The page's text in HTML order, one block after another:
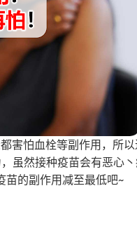
害怕血栓等副作用，所
虽然接种疫苗会有恶心
苗的副作用减至最低吧~